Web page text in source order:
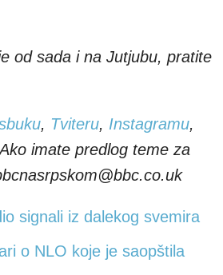
od sada i na Jutjubu, pratite
, Tviteru, Instagramu,
imate predlog teme za
signali iz dalekog svemira
o NLO koje je saopštila